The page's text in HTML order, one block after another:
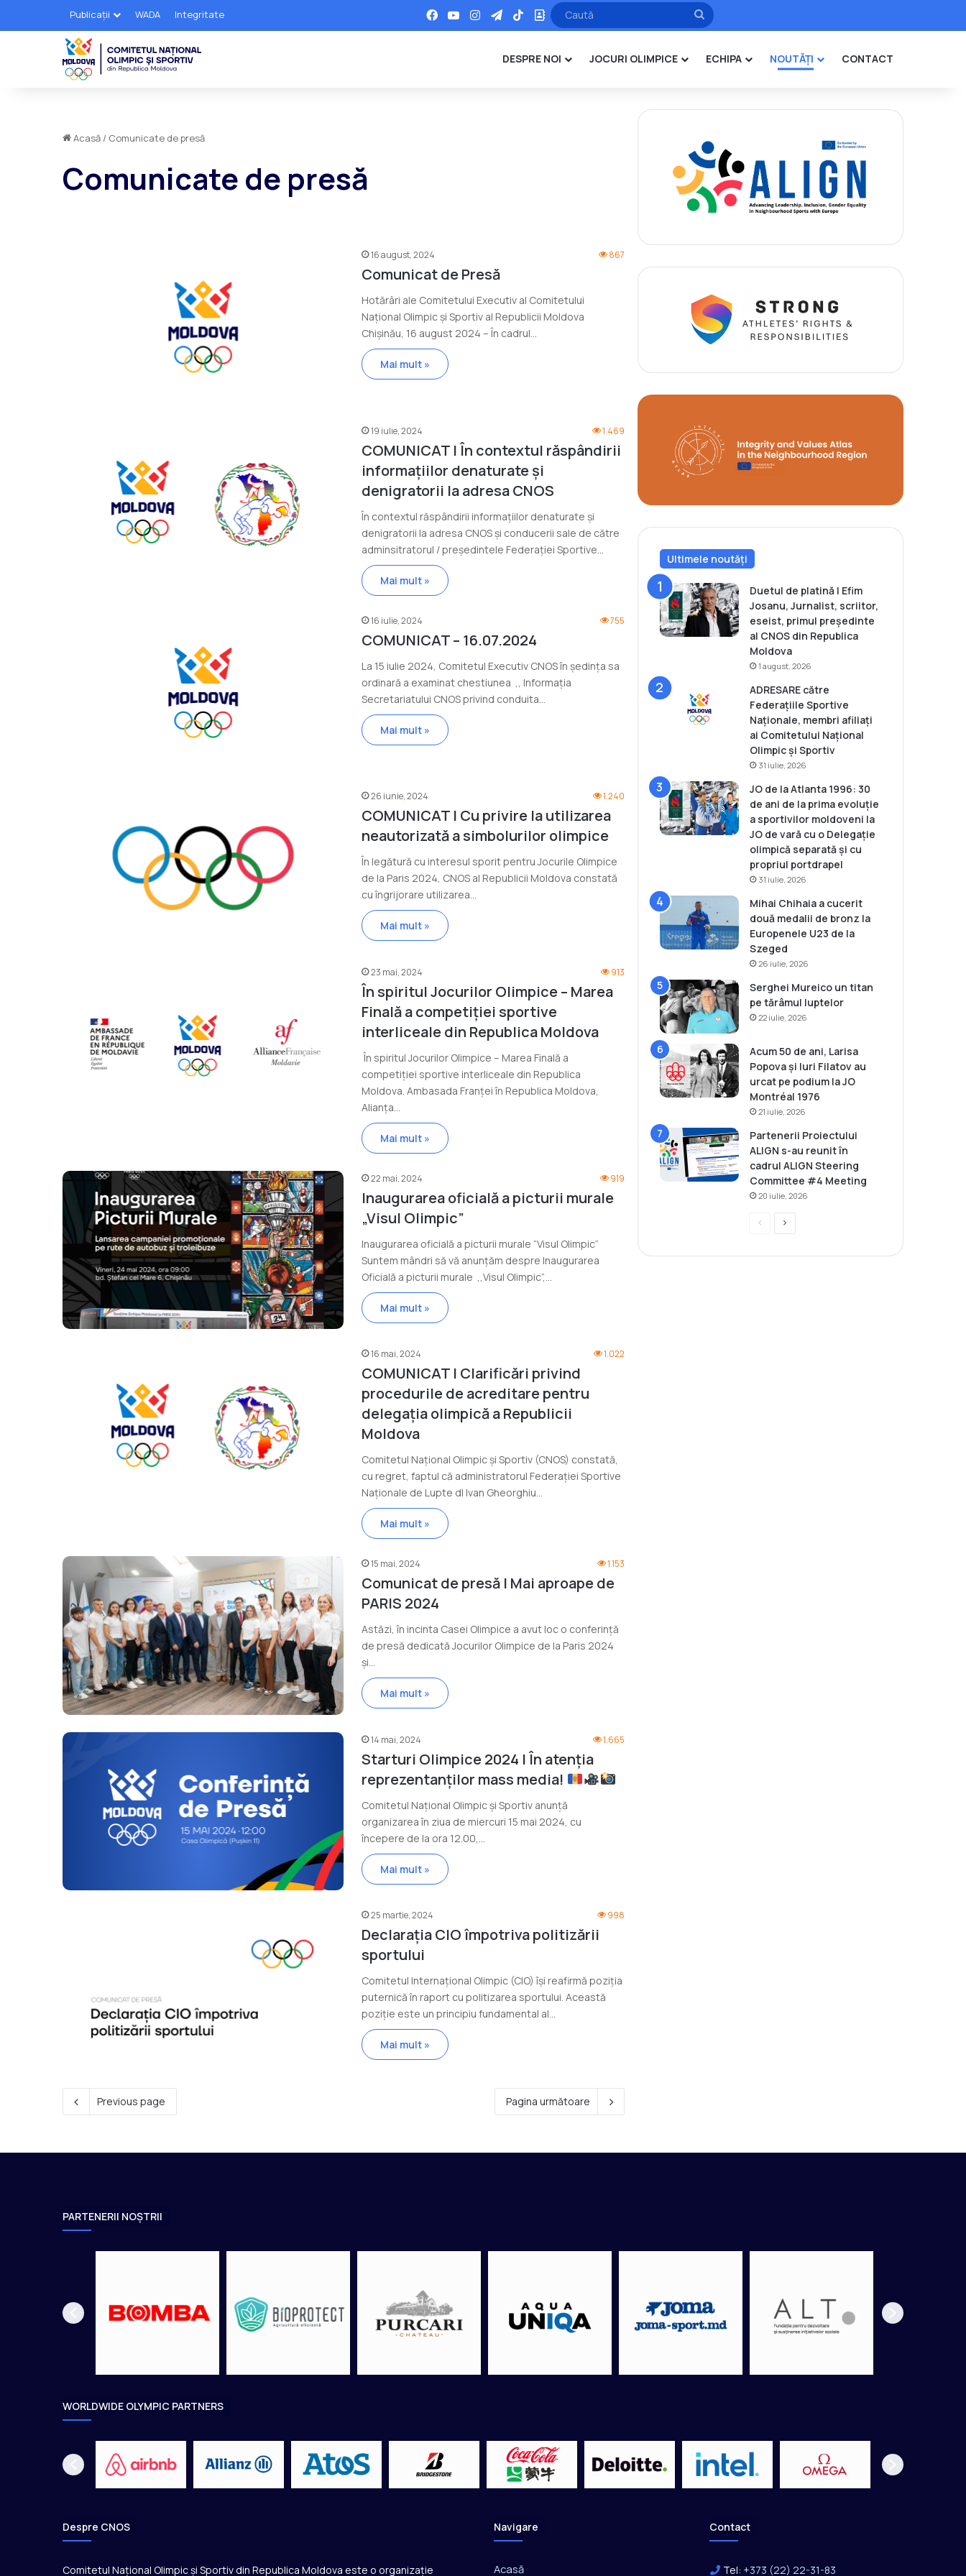
Publicații WADA Integritate FacebookYouTubeInstagramTelegram
TikTokOffice Caută
DESPRE NOI JOCURI OLIMPICE ECHIPA NOUTĂȚI CONTACT
Acasă / Comunicate de presă
Comunicate de presă
16 august, 2024 867
Comunicat de Presă
Hotărâri ale Comitetului Executiv al Comitetului
Național Olimpic și Sportiv al Republicii Moldova
Chișinău, 16 august 2024 – În cadrul…
Mai mult »
19 iulie, 2024 1.469
COMUNICAT | În contextul răspândirii
informațiilor denaturate și
denigratorii la adresa CNOS
În contextul răspândirii informațiilor denaturate și
denigratorii la adresa CNOS și conducerii sale de către
adminsitratorul / președintele Federației Sportive…
Mai mult »
16 iulie, 2024 755
COMUNICAT – 16.07.2024
La 15 iulie 2024, Comitetul Executiv CNOS în ședința sa
ordinară a examinat chestiunea ,, Informația
Secretariatului CNOS privind conduita…
Mai mult »
26 iunie, 2024 1.240
COMUNICAT | Cu privire la utilizarea
neautorizată a simbolurilor olimpice
În legătură cu interesul sporit pentru Jocurile Olimpice
de la Paris 2024, CNOS al Republicii Moldova constată
cu îngrijorare utilizarea…
Mai mult »
23 mai, 2024 913
În spiritul Jocurilor Olimpice – Marea
Finală a competiției sportive
interliceale din Republica Moldova
În spiritul Jocurilor Olimpice – Marea Finală a
competiției sportive interliceale din Republica
Moldova. Ambasada Franței în Republica Moldova,
Alianța…
Mai mult »
22 mai, 2024 919
Inaugurarea oficială a picturii murale
„Visul Olimpic”
Inaugurarea oficială a picturii murale “Visul Olimpic”
Suntem mândri să vă anunțăm despre Inaugurarea
Oficială a picturii murale ,,Visul Olimpic”,…
Mai mult »
16 mai, 2024 1.022
COMUNICAT | Clarificări privind
procedurile de acreditare pentru
delegația olimpică a Republicii
Moldova
Comitetul Național Olimpic și Sportiv (CNOS) constată,
cu regret, faptul că administratorul Federației Sportive
Naționale de Lupte dl Ivan Gheorghiu…
Mai mult »
15 mai, 2024 1.153
Comunicat de presă | Mai aproape de
PARIS 2024
Astăzi, în incinta Casei Olimpice a avut loc o conferință
de presă dedicată Jocurilor Olimpice de la Paris 2024
și…
Mai mult »
14 mai, 2024 1.665
Starturi Olimpice 2024 | În atenția
reprezentanților mass media!
Comitetul Național Olimpic și Sportiv anunță
organizarea în ziua de miercuri 15 mai 2024, cu
începere de la ora 12.00,…
Mai mult »
25 martie, 2024 998
Declarația CIO împotriva politizării
sportului
Comitetul Internațional Olimpic (CIO) își reafirmă poziția
puternică în raport cu politizarea sportului. Această
poziție este un principiu fundamental al…
Mai mult »
Previous page Pagina următoare
Ultimele noutăți
Duetul de platină | Efim
Josanu, Jurnalist, scriitor,
eseist, primul președinte
al CNOS din Republica
Moldova
1 august, 2026
ADRESARE către
Federațiile Sportive
Naționale, membri afiliați
ai Comitetului Național
Olimpic și Sportiv
31 iulie, 2026
JO de la Atlanta 1996: 30
de ani de la prima evoluție
a sportivilor moldoveni la
JO de vară cu o Delegație
olimpică separată și cu
propriul portdrapel
31 iulie, 2026
Mihai Chihaia a cucerit
două medalii de bronz la
Europenele U23 de la
Szeged
26 iulie, 2026
Serghei Mureico un titan
pe tărâmul luptelor
22 iulie, 2026
Acum 50 de ani, Larisa
Popova și Iuri Filatov au
urcat pe podium la JO
Montréal 1976
21 iulie, 2026
Partenerii Proiectului
ALIGN s-au reunit în
cadrul ALIGN Steering
Committee #4 Meeting
20 iulie, 2026
PARTENERII NOȘTRII
WORLDWIDE OLYMPIC PARTNERS
Despre CNOS
Comitetul Național Olimpic și Sportiv din Republica Moldova este o organizație
Navigare
Acasă
Contact
Tel: +373 (22) 22-31-83